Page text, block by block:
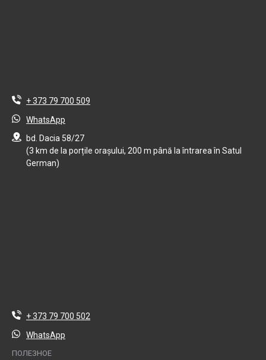
+ 373 79 700 509
WhatsApp
bd. Dacia 58/27
(3 km de la porțile orașului, 200 m până la întrarea în Satul
German)
+ 373 79 700 502
WhatsApp
ПОЛЕЗНОЕ